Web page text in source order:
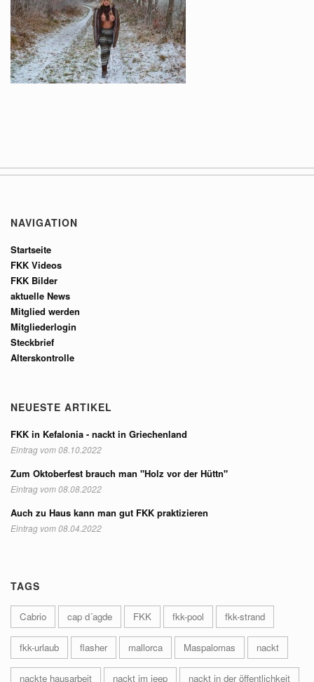
NAVIGATION
Startseite
FKK Videos
FKK Bilder
aktuelle News
Mitglied werden
Mitgliederlogin
Steckbrief
Alterskontrolle
NEUESTE ARTIKEL
FKK in Kefalonia - nackt in Griechenland
Eintrag vom 08.10.2022
Zum Oktoberfest brauch man "Holz vor der Hüttn"
Eintrag vom 08.08.2022
Auch zu Haus kann man gut FKK praktizieren
Eintrag vom 08.04.2022
TAGS
Cabrio cap d´agde FKK fkk-pool fkk-strand
fkk-urlaub flasher mallorca Maspalomas nackt
nackte hausarbeit nackt im jeep nackt in der öffentlichkeit